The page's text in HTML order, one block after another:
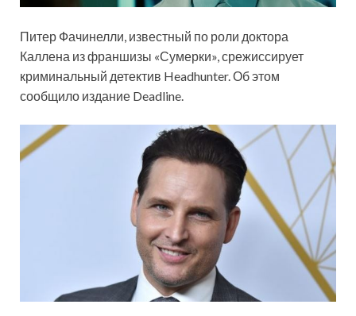
Питер Фачинелли, известный по роли доктора
Каллена из франшизы «Сумерки», срежиссирует
криминальный детектив Headhunter. Об этом
сообщило издание Deadline.